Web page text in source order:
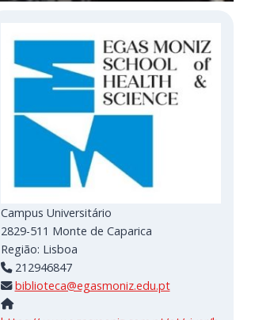
Campus Universitário
2829-511 Monte de Caparica
Região: Lisboa
212946847
biblioteca@egasmoniz.edu.pt